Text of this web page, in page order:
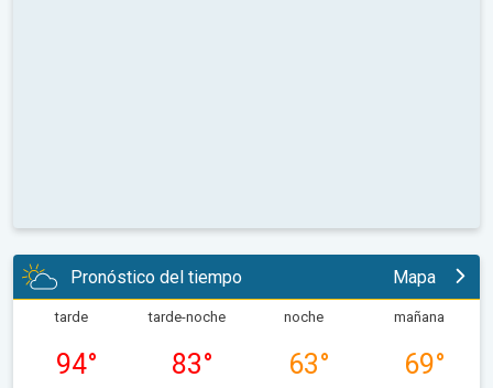
Pronóstico del tiempo Mapa
tarde
94°
tarde-noche
83°
noche
63°
mañana
69°